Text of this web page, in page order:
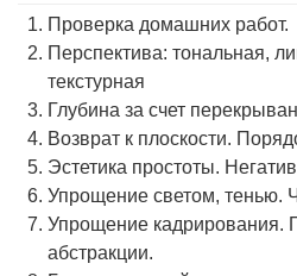
Проверка домашних работ.
Перспектива: тональная,
текстурная
Глубина за счет
Возврат к плоскости.
Эстетика простоты.
Упрощение светом, тенью.
Упрощение кадрирования.
абстракции.